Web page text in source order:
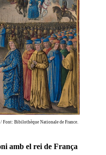
Bibilothèque Nationale de France.
amb el rei de França